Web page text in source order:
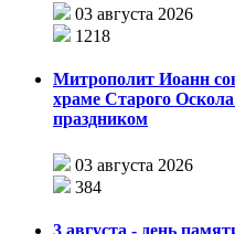
03 августа 2026
1218
Митрополит Иоанн
храме Старого
праздником
03 августа 2026
384
3 августа - день